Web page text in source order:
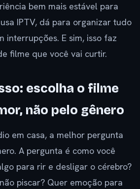
bem mais estável para
IPTV, dá para organizar tudo
interrupções. E sim, isso faz
filme que você vai curtir.
escolha o filme
não pelo gênero
em casa, a melhor pergunta
A pergunta é como você
para rir e desligar o cérebro?
piscar? Quer emoção para